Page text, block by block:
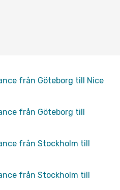
från Göteborg till Nice
från Göteborg till
från Stockholm till
från Stockholm till